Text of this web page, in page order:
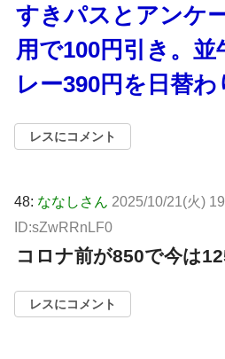
すきパスとアンケ
用で100円引き。並
レー390円を日替わ
レスにコメント
48: ななしさん 2025/10/21(火)
ID:sZwRRnLF0
コロナ前が850で今は
レスにコメント